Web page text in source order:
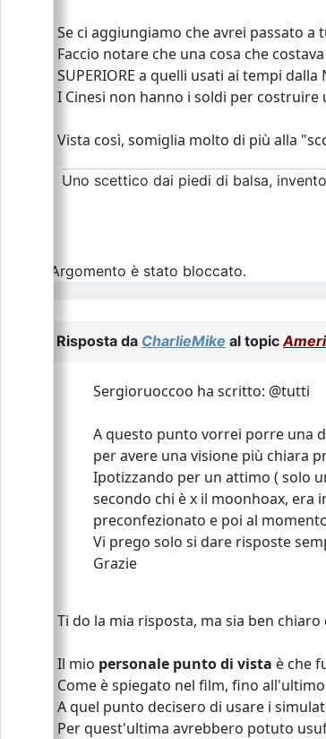
Se ci aggiungiamo che avrei passato
Faccio notare che una cosa che
SUPERIORE a quelli usati ai tempi
I Cinesi non hanno i soldi per costruire
Vista così, somiglia molto di più alla
Uno scettico dai piedi di balsa,
L\'Argomento è stato bloccato.
Risposta da CharlieMike al topic
Sergioruoccoo ha scritto: @tutti
A questo punto vorrei porre una
per avere una visione più chiara
Ipotizzando per un attimo ( solo
secondo chi è x il moonhoax, era
preconfezionato e poi al
Vi prego solo si dare risposte
Grazie
Ti do la mia risposta, ma sia ben chiaro
Il mio personale punto di vista è che
Come è spiegato nel film, fino
A quel punto decisero di usare i
Per quest'ultima avrebbero potuto